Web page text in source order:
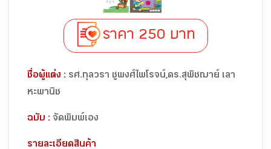
ราคา 250 บาท
ชื่อผู้แต่ง :
หะพานิช
ฉบับ : จัดพิมพ์เอง
รายละเอียดสินค้า